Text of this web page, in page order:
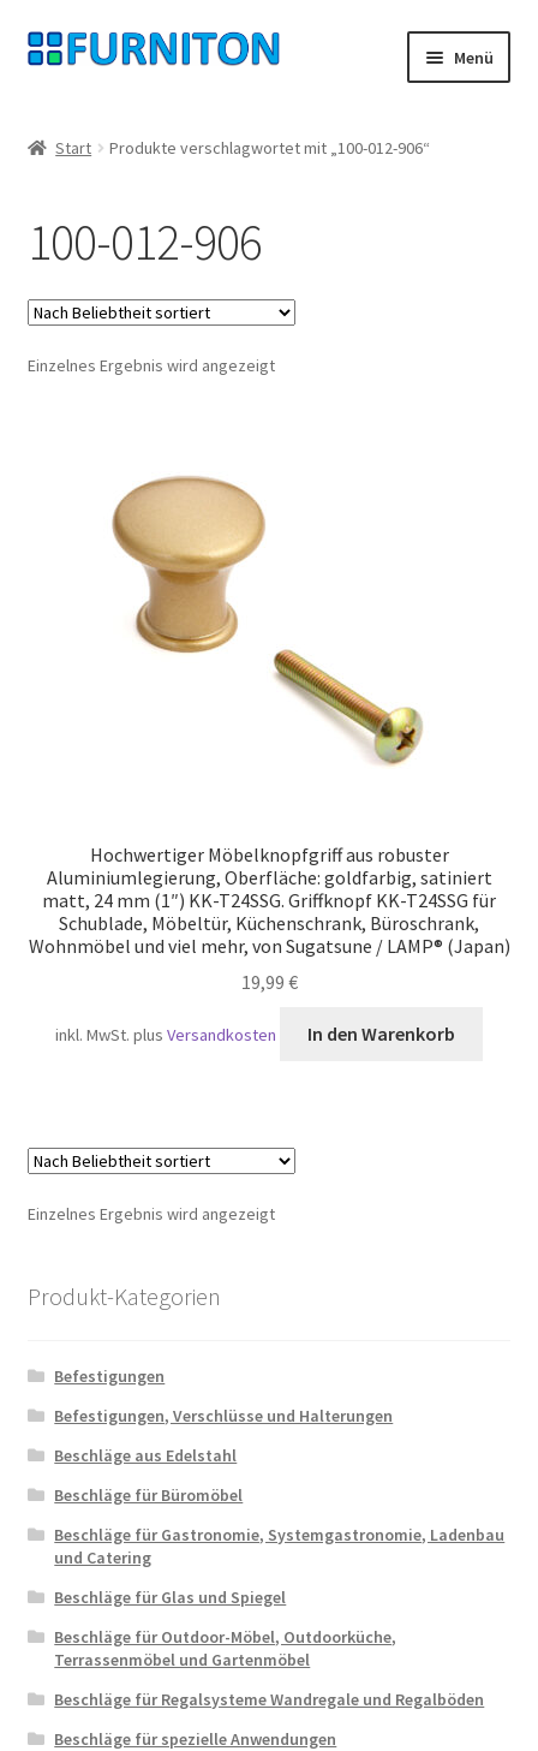
Zur
Navigation
Zum
Inhalt
Menü
Datenschutz
Widerrufsrecht
Kontakt
Start Produkte verschlagwortet mit „100-012-906“
100-012-906
Einzelnes Ergebnis wird angezeigt
Hochwertiger Möbelknopfgriff aus robuster
Aluminiumlegierung, Oberfläche: goldfarbig, satiniert
matt, 24 mm (1″) KK-T24SSG. Griffknopf KK-T24SSG für
Schublade, Möbeltür, Küchenschrank, Büroschrank,
Wohnmöbel und viel mehr, von Sugatsune / LAMP® (Japan)
19,99 €
inkl. MwSt. plusVersandkosten In den Warenkorb
Einzelnes Ergebnis wird angezeigt
Produkt-Kategorien
Befestigungen
Befestigungen, Verschlüsse und Halterungen
Beschläge aus Edelstahl
Beschläge für Büromöbel
Beschläge für Gastronomie, Systemgastronomie, Ladenbau
und Catering
Beschläge für Glas und Spiegel
Beschläge für Outdoor-Möbel, Outdoorküche,
Terrassenmöbel und Gartenmöbel
Beschläge für Regalsysteme Wandregale und Regalböden
Beschläge für spezielle Anwendungen